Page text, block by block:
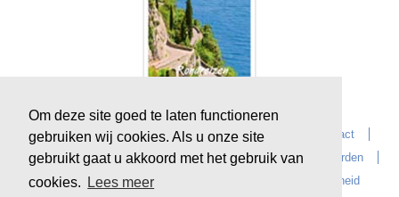
Om deze site goed te laten functioneren
gebruiken wij cookies. Als u onze site
gebruikt gaat u akkoord met het gebruik van
cookies.
Lees meer
Home Over Transeurope Vacatures
Contact
Vragen?
Reiskantoren Extras
Reisvoorwaarden
Reisverzekeringen
Duurzaamheid